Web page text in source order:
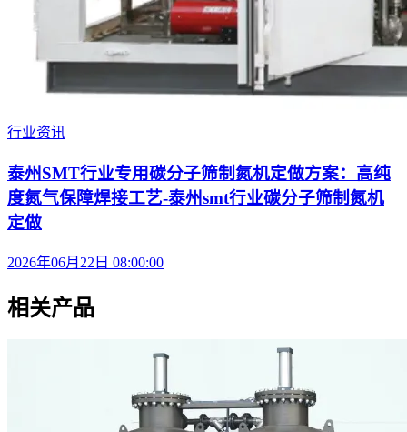
行业资讯
泰州SMT行业专用碳分子筛制氮机定做方案：高纯
度氮气保障焊接工艺-泰州smt行业碳分子筛制氮机
定做
2026年06月22日 08:00:00
相关产品